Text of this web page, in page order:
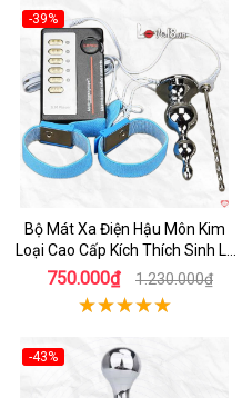
-39%
Bộ Mát Xa Điện Hậu Môn Kim
Loại Cao Cấp Kích Thích Sinh Lý
Nam
750.000₫ 1.230.000₫
-43%